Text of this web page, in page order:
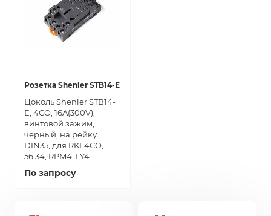
Розетка Shenler STB14-E
Цоколь Shenler STB14-
E, 4CO, 16A(300V),
винтовой зажим,
черный, на рейку
DIN35, для RKL4CO,
56.34, RPM4, LY4.
По запросу